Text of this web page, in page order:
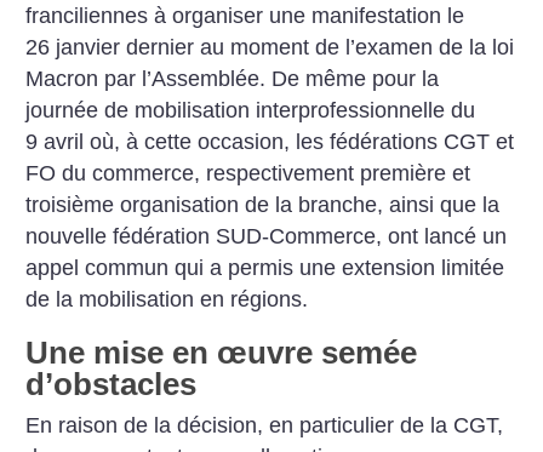
franciliennes à organiser une manifestation le
26 janvier dernier au moment de l’examen de la loi
Macron par l’Assemblée. De même pour la
journée de mobilisation interprofessionnelle du
9 avril où, à cette occasion, les fédérations CGT et
FO du commerce, respectivement première et
troisième organisation de la branche, ainsi que la
nouvelle fédération SUD-Commerce, ont lancé un
appel commun qui a permis une extension limitée
de la mobilisation en régions.
Une mise en œuvre semée
d’obstacles
En raison de la décision, en particulier de la CGT,